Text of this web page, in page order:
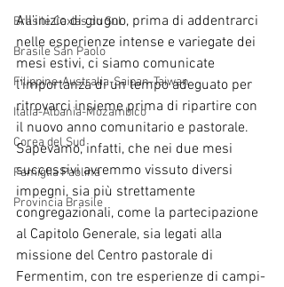
Brasile Caxias do Sul
Brasile San Paolo
Filippine-Australia-Saipan-Taiwan
Italia-Albania-Mozambico
Corea del Sud
Famiglia Paolina
Provincia Brasile
All’inizio di giugno, prima di addentrarci
nelle esperienze intense e variegate dei
mesi estivi, ci siamo comunicate
l’importanza di un tempo adeguato per
ritrovarci insieme prima di ripartire con
il nuovo anno comunitario e pastorale.
Sapevamo, infatti, che nei due mesi
successivi avremmo vissuto diversi
impegni, sia più strettamente
congregazionali, come la partecipazione
al Capitolo Generale, sia legati alla
missione del Centro pastorale di
Fermentim, con tre esperienze di campi-